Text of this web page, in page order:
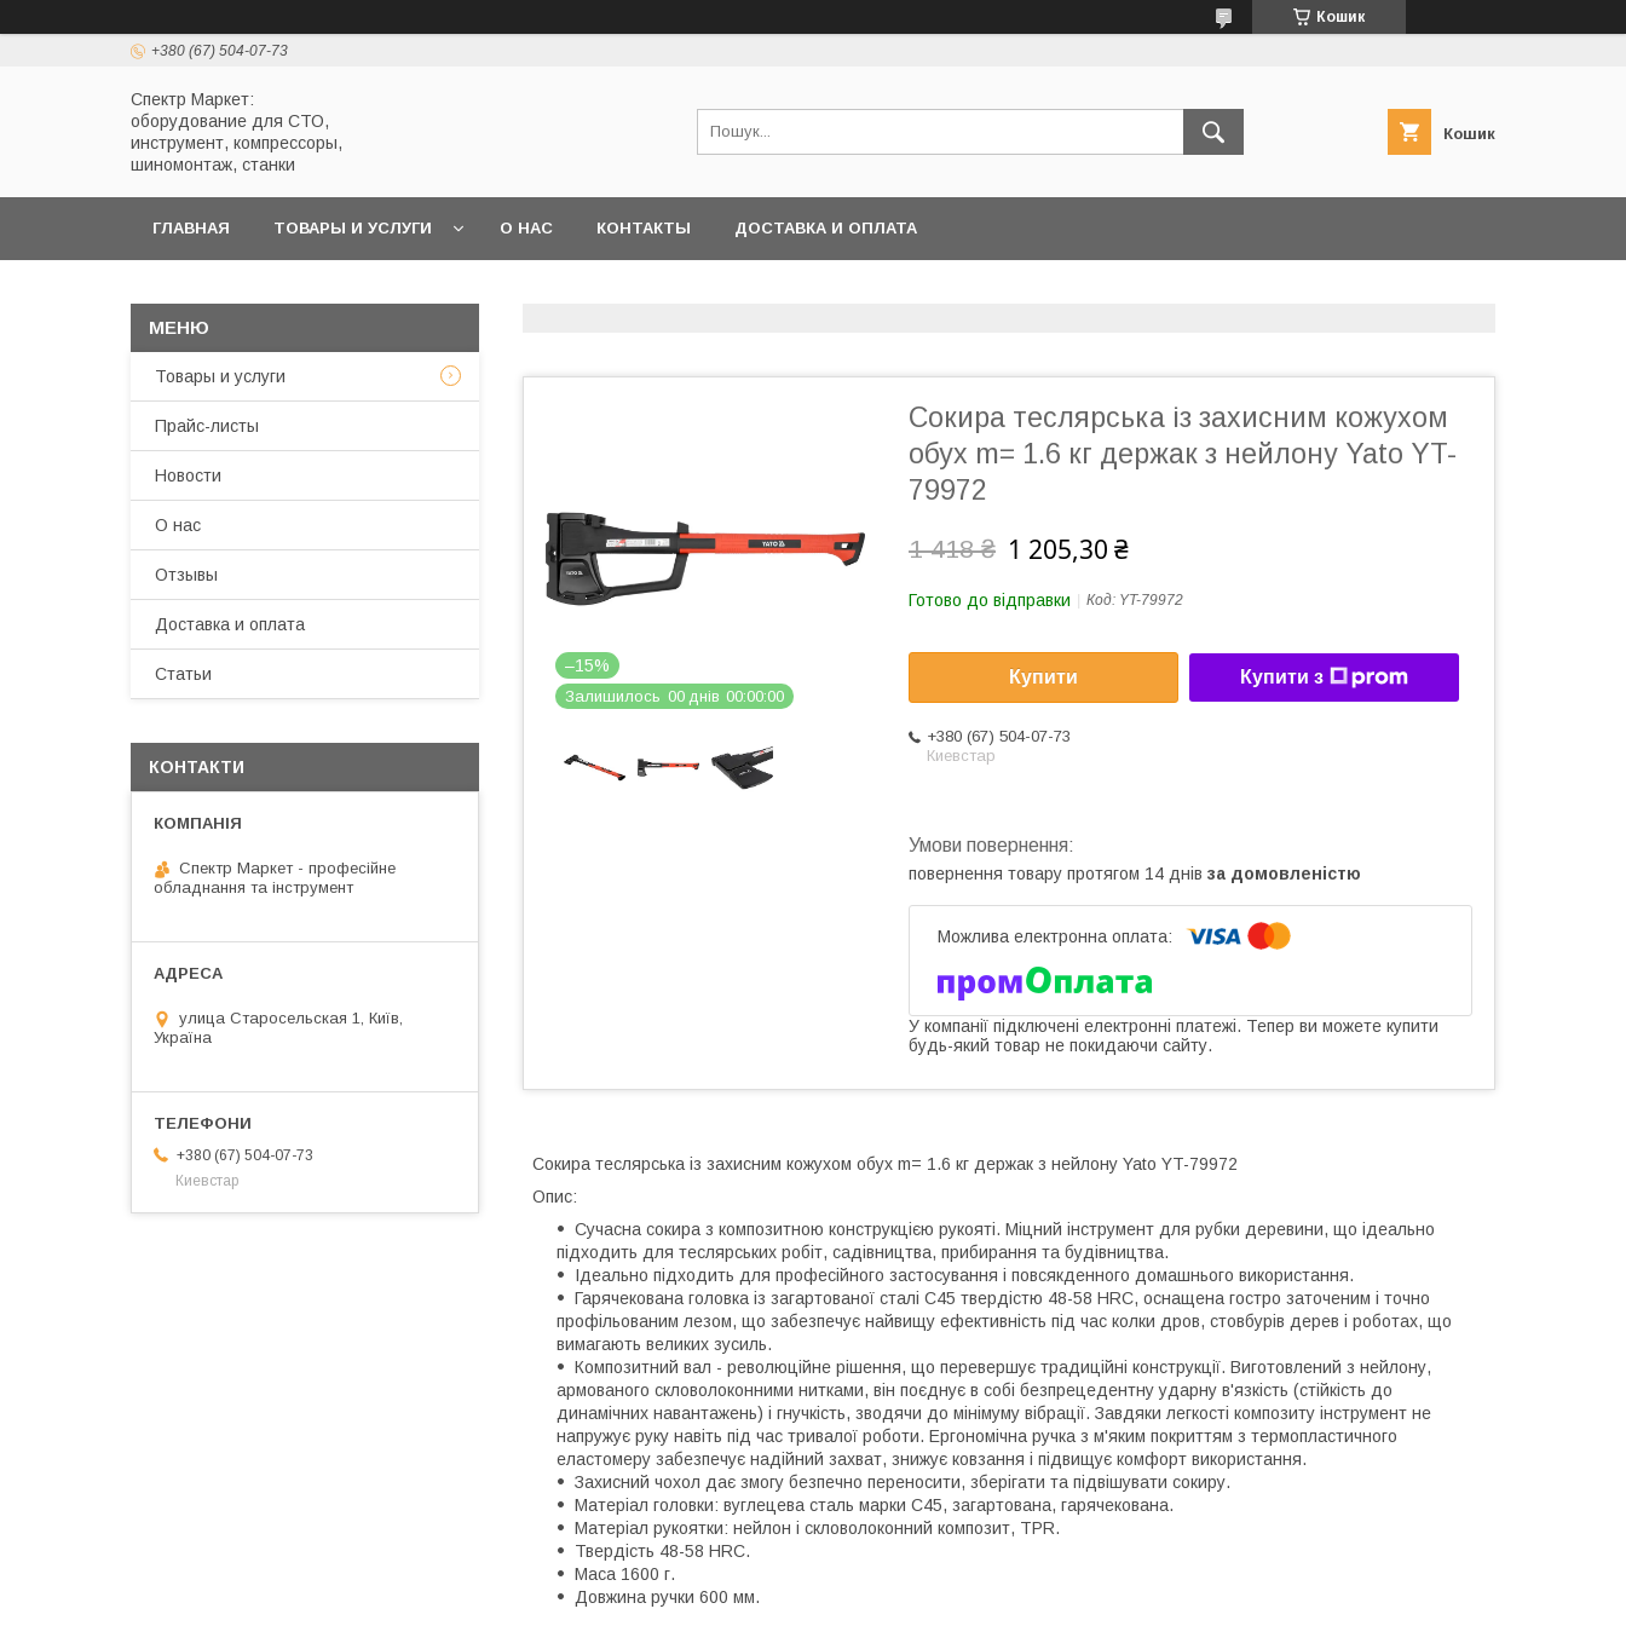
Кошик
+380 (67) 504-07-73
Спектр Маркет:
оборудование для СТО,
инструмент, компрессоры,
шиномонтаж, станки
Кошик
ГЛАВНАЯ ТОВАРЫ И УСЛУГИ О НАС КОНТАКТЫ ДОСТАВКА И ОПЛАТА
–15%
Залишилось 00 днів 00 00 00
Сокира теслярська із захисним кожухом
обух m= 1.6 кг держак з нейлону Yato YT-
79972
1 418 ₴ 1 205,30 ₴
Готово до відправки Код: YT-79972
Купити Купити з
+380 (67) 504-07-73
Киевстар
повернення товару протягом 14 днів за домовленістю
У компанії підключені електронні платежі. Тепер ви можете купити
будь-який товар не покидаючи сайту.
Сокира теслярська із захисним кожухом обух m= 1.6 кг держак з нейлону Yato YT-79972
Опис:
Сучасна сокира з композитною конструкцією рукояті. Міцний інструмент для рубки деревини, що ідеально
підходить для теслярських робіт, садівництва, прибирання та будівництва.
Ідеально підходить для професійного застосування і повсякденного домашнього використання.
Гарячекована головка із загартованої сталі С45 твердістю 48-58 HRC, оснащена гостро заточеним і точно
профільованим лезом, що забезпечує найвищу ефективність під час колки дров, стовбурів дерев і роботах, що
вимагають великих зусиль.
Композитний вал - революційне рішення, що перевершує традиційні конструкції. Виготовлений з нейлону,
армованого скловолоконними нитками, він поєднує в собі безпрецедентну ударну в'язкість (стійкість до
динамічних навантажень) і гнучкість, зводячи до мінімуму вібрації. Завдяки легкості композиту інструмент не
напружує руку навіть під час тривалої роботи. Ергономічна ручка з м'яким покриттям з термопластичного
еластомеру забезпечує надійний захват, знижує ковзання і підвищує комфорт використання.
Захисний чохол дає змогу безпечно переносити, зберігати та підвішувати сокиру.
Матеріал головки: вуглецева сталь марки C45, загартована, гарячекована.
Матеріал рукоятки: нейлон і скловолоконний композит, TPR.
Твердість 48-58 HRC.
Маса 1600 г.
Довжина ручки 600 мм.
Товары и услуги
Прайс-листы
Новости
О нас
Отзывы
Доставка и оплата
Статьи
КОНТАКТИ
Спектр Маркет - професійне
обладнання та інструмент
улица Старосельская 1, Київ,
Україна
+380 (67) 504-07-73
Киевстар